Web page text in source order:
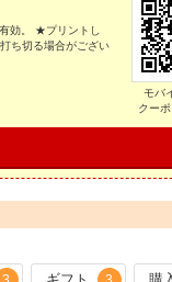
効。 ★プリントし
ち切る場合がござい
モバ
クー